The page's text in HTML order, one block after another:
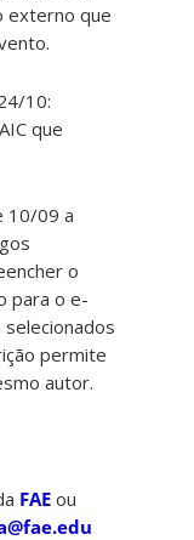
externo que
10:
que
10/09 a
o
para o e-
permite
autor.
FAE ou